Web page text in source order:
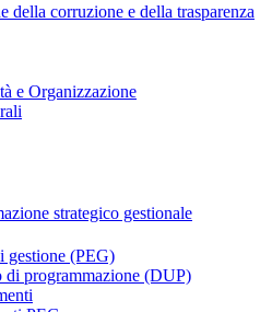
della corruzione e della trasparenza
e Organizzazione
strategico gestionale
gestione (PEG)
di programmazione (DUP)